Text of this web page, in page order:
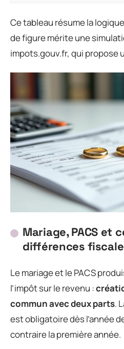
Ce tableau résume la
de figure mérite une
impots.gouv.fr, qui propose
Mariage, PACS et
différences
Le mariage et le PACS
l’impôt sur le revenu :
commun avec deux parts.
est obligatoire dès l’année
contraire la première année.